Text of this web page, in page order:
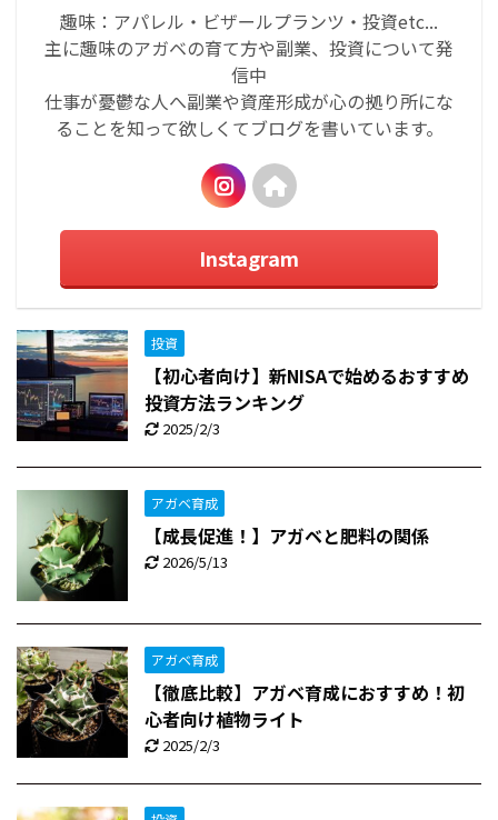
趣味：アパレル・ビザールプランツ・投資etc...
主に趣味のアガベの育て方や副業、投資について発
信中
仕事が憂鬱な人へ副業や資産形成が心の拠り所にな
ることを知って欲しくてブログを書いています。
Instagram
投資
【初心者向け】新NISAで始めるおすすめ
投資方法ランキング
2025/2/3
アガベ育成
【成長促進！】アガベと肥料の関係
2026/5/13
アガベ育成
【徹底比較】アガベ育成におすすめ！初
心者向け植物ライト
2025/2/3